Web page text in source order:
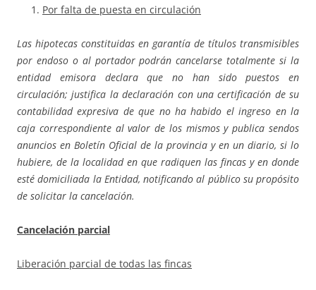
Por falta de puesta en circulación
Las hipotecas constituidas en garantía de títulos transmisibles
por endoso o al portador podrán cancelarse totalmente si la
entidad emisora declara que no han sido puestos en
circulación; justifica la declaración con una certificación de su
contabilidad expresiva de que no ha habido el ingreso en la
caja correspondiente al valor de los mismos y publica sendos
anuncios en Boletín Oficial de la provincia y en un diario, si lo
hubiere, de la localidad en que radiquen las fincas y en donde
esté domiciliada la Entidad, notificando al público su propósito
de solicitar la cancelación.
Cancelación parcial
Liberación parcial de todas las fincas